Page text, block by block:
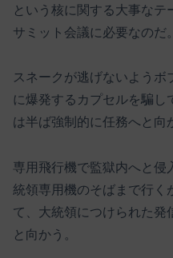
という核に関する大事なテ
サミット会議に必要なのだ。
スネークが逃げないようボ
に爆発するカプセルを騙し
は半ば強制的に任務へと向
専用飛行機で監獄内へと侵
統領専用機のそばまで行く
て、大統領につけられた発
と向かう。